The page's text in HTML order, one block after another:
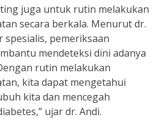
juga untuk rutin melakukan
secara berkala. Menurut dr.
pemeriksaan
mendeteksi dini adanya
rutin melakukan
kita dapat mengetahui
kita dan mencegah
ujar dr. Andi.